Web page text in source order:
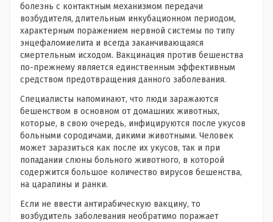
болезнь с контактным механизмом передачи
возбудителя, длительным инкубационном периодом,
характерным поражением нервной системы по типу
энцефаломиелита и всегда заканчивающаяся
смертельным исходом. Вакцинация против бешенства
по-прежнему является единственным эффективным
средством предотвращения данного заболевания.
Специалисты напоминают, что люди заражаются
бешенством в основном от домашних животных,
которые, в свою очередь, инфицируются после укусов
больными сородичами, дикими животными. Человек
может заразиться как после их укусов, так и при
попадании слюны больного животного, в которой
содержится большое количество вирусов бешенства,
на царапины и ранки.
Если не ввести антирабическую вакцину, то
возбудитель заболевания необратимо поражает